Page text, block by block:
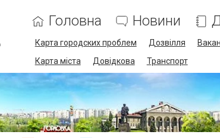
Головна Новини
Карта городских проблем Дозвілля
Карта міста
Довідкова Транспорт